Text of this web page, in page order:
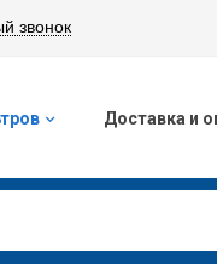
звонок
Доставка и